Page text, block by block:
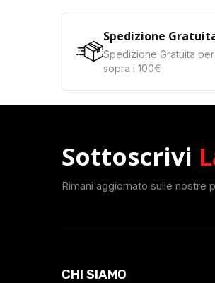
Spedizione
Spedizione Gratuita
sopra i 100€
Sottoscrivi
Rimani aggiornato sulle nostre
CHI SIAMO